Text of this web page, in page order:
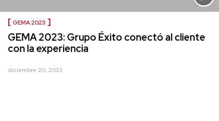
GEMA 2023
GEMA 2023: Grupo Éxito conectó al cliente
con la experiencia
diciembre 20, 2023